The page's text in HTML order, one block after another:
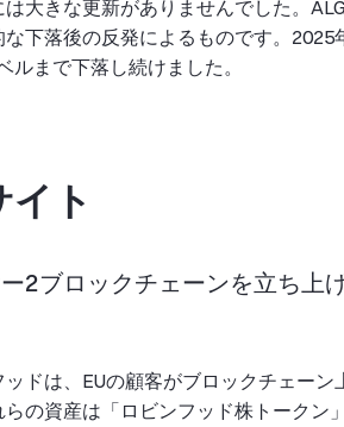
大きな更新がありませんでした。
下落後の反発によるものです。
まで下落し続けました。
ト
2ブロックチェーンを立ち上
ドは、EUの顧客がブロックチェー
の資産は「ロビンフッド株トークン